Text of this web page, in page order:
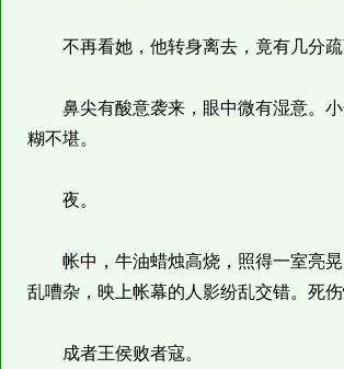
不再看她，他转身离去，竟有几分疏
鼻尖有酸意袭来，眼中微有湿意。小
糊不堪。
夜。
帐中，牛油蜡烛高烧，照得一室亮晃
乱嘈杂，映上帐幕的人影纷乱交错。死
成者王侯败者寇。